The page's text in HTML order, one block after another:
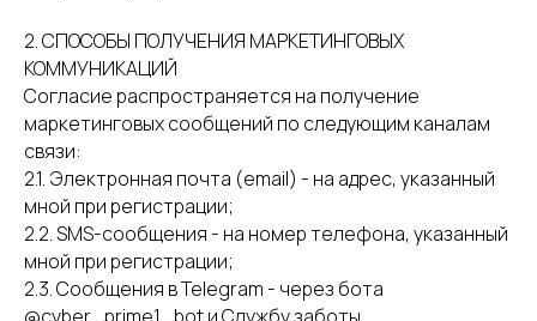
2. СПОСОБЫ ПОЛУЧЕНИЯ МАРКЕТИНГОВЫХ
КОММУНИКАЦИЙ
Согласие распространяется на получение
маркетинговых сообщений по следующим каналам
связи:
2.1. Электронная почта (email) - на адрес, указанный
мной при регистрации;
2.2. SMS-сообщения - на номер телефона, указанный
мной при регистрации;
2.3. Сообщения в Telegram - через бота